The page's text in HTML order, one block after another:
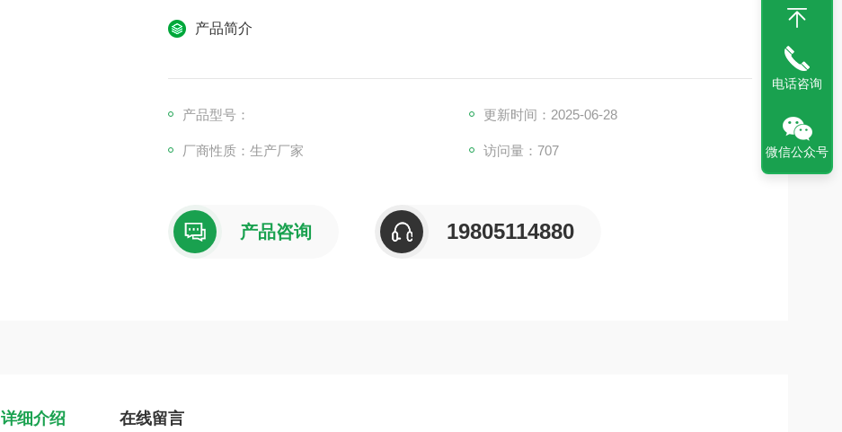
产品简介
产品型号： 更新时间：2025-06-28
厂商性质：生产厂家 访问量：707
产品咨询 19805114880
详细介绍 在线留言
电话咨询
微信公众号